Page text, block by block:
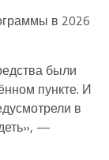
в 2026
были
пункте. И
в
—